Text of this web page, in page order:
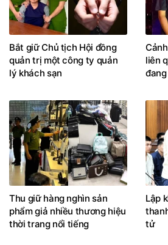
Bắt giữ Chủ tịch Hội đồng
quản trị một công ty quản
lý khách sạn
liên
Thu giữ hàng nghìn sản
phẩm giả nhiều thương hiệu
thời trang nổi tiếng
Lập
tử